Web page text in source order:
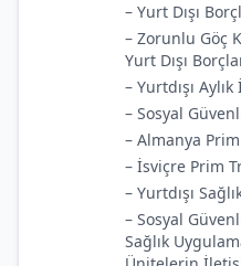
– Yurt Dışı
– Zorunlu Göç
Yurt Dışı
– Yurtdışı
– Sosyal
– Almanya
– İsviçre Prim
– Yurtdışı
– Sosyal
Sağlık